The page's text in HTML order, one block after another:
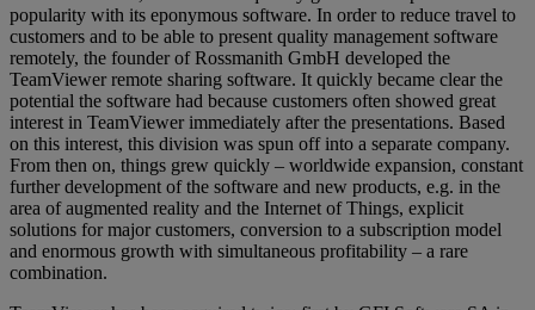
popularity with its eponymous software. In order to reduce travel to
customers and to be able to present quality management software
remotely, the founder of Rossmanith GmbH developed the
TeamViewer remote sharing software. It quickly became clear the
potential the software had because customers often showed great
interest in TeamViewer immediately after the presentations. Based
on this interest, this division was spun off into a separate company.
From then on, things grew quickly – worldwide expansion, constant
further development of the software and new products, e.g. in the
area of augmented reality and the Internet of Things, explicit
solutions for major customers, conversion to a subscription model
and enormous growth with simultaneous profitability – a rare
combination.